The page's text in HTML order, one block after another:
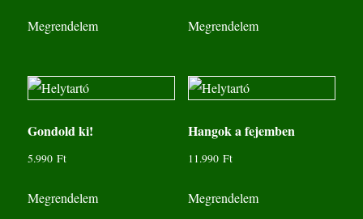
Megrendelem Megrendelem
Gondold ki!
5.990Ft
Megrendelem
Hangok a fejemben
11.990 Ft
Megrendelem